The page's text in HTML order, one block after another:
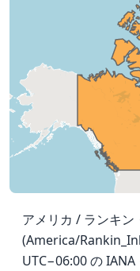
アメリカ / ランキン
(America/
UTC−06:00 の